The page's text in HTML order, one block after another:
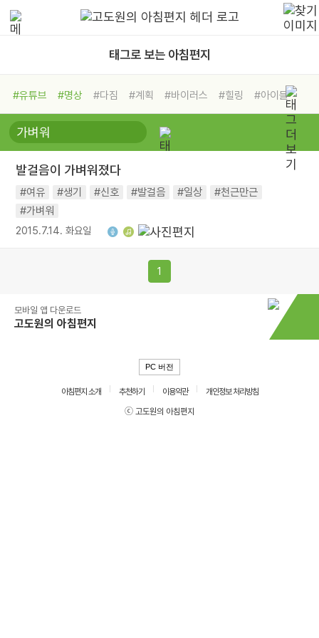
태그로 보는 아침편지
#유튜브 #명상 #다짐 #계획 #바이러스 #힐링
#아이들
#비전캠프
#독서캠프 #삶
#희망
#나눔 #친구 #링컨학교
#독서
#건강 #면역력
발걸음이 가벼워졌다
#여유 #생기 #신호 #발걸음 #일상
#천근만근
#가벼워
2015.7.14. 화요일
1
모바일 앱 다운로드
고도원의 아침편지
PC 버전
아침편지 소개 추천하기 이용약관
개인정보 처리방침
ⓒ 고도원의 아침편지